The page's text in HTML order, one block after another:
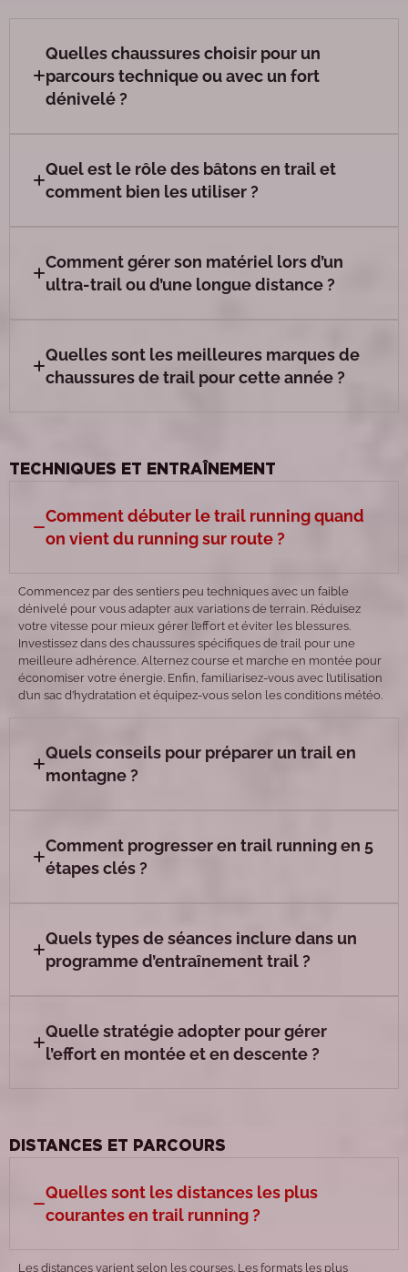
Quelles chaussures choisir pour un
parcours technique ou avec un fort
dénivelé ?
Quel est le rôle des bâtons en trail et
comment bien les utiliser ?
Comment gérer son matériel lors d’un
ultra-trail ou d’une longue distance ?
Quelles sont les meilleures marques de
chaussures de trail pour cette année ?
TECHNIQUES ET ENTRAÎNEMENT
Comment débuter le trail running quand
on vient du running sur route ?
Commencez par des sentiers peu techniques avec un faible
dénivelé pour vous adapter aux variations de terrain. Réduisez
votre vitesse pour mieux gérer l’effort et éviter les blessures.
Investissez dans des chaussures spécifiques de trail pour une
meilleure adhérence. Alternez course et marche en montée pour
économiser votre énergie. Enfin, familiarisez-vous avec l’utilisation
d’un sac d’hydratation et équipez-vous selon les conditions météo.
Quels conseils pour préparer un trail en
montagne ?
Comment progresser en trail running en 5
étapes clés ?
Quels types de séances inclure dans un
programme d’entraînement trail ?
Quelle stratégie adopter pour gérer
l’effort en montée et en descente ?
DISTANCES ET PARCOURS
Quelles sont les distances les plus
courantes en trail running ?
Les distances varient selon les courses. Les formats les plus